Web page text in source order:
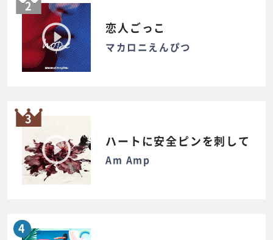
2
恋人ごっこ
マカロニえんぴつ
3
ハートに安全ピンを刺して
Am Amp
4